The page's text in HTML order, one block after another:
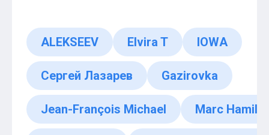
ALEKSEEV Elvira T IOWA
Сергей Лазарев Gazirovka
Jean-François Michael Marc